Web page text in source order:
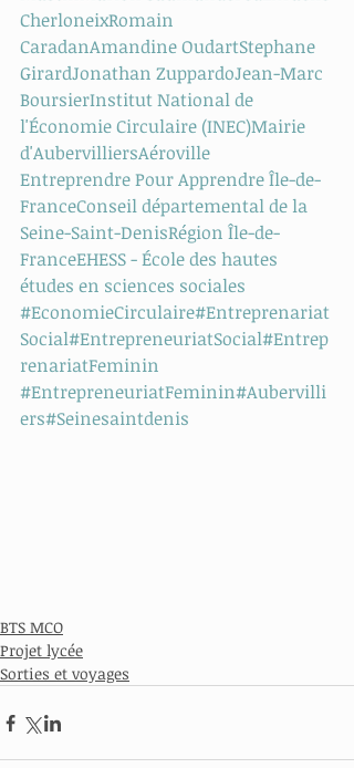
CherloneixRomain
CaradanAmandine OudartStephane
GirardJonathan ZuppardoJean-Marc
BoursierInstitut National de
l'Économie Circulaire (INEC)Mairie
d'AubervilliersAéroville
Entreprendre Pour Apprendre Île-de-
FranceConseil départemental de la
Seine-Saint-DenisRégion Île-de-
FranceEHESS - École des hautes
études en sciences sociales
#EconomieCirculaire#Entreprenariat
Social#EntrepreneuriatSocial#Entrep
renariatFeminin
#EntrepreneuriatFeminin#Aubervilli
ers#Seinesaintdenis
BTS MCO
Projet lycée
Sorties et voyages